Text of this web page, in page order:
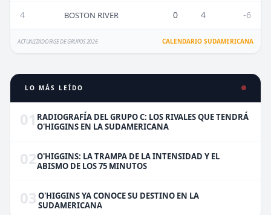
4 BOSTON RIVER 0 4 -6
ACTUALIZADO FASE DE GRUPOS 2026 CALENDARIO SUDAMERICANA
LO MÁS LEÍDO
01 RADIOGRAFÍA DEL GRUPO C: LOS RIVALES QUE TENDRÁ
O'HIGGINS EN LA SUDAMERICANA
02O'HIGGINS: LA TRAMPA DE LA INTENSIDAD Y EL
ABISMO DE LOS 75 MINUTOS
03 O'HIGGINS YA CONOCE SU DESTINO EN LA
SUDAMERICANA